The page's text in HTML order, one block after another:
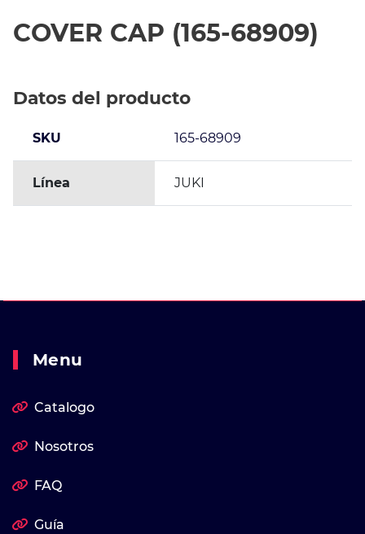
COVER CAP (165-68909)
Datos del producto
SKU 165-68909
Línea JUKI
Menu
Catalogo
Nosotros
FAQ
Guía